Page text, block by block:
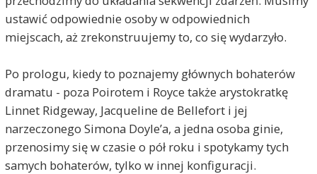
ustawić odpowiednie osoby w odpowiednich
miejscach, aż zrekonstruujemy to, co się wydarzyło.
Po prologu, kiedy to poznajemy głównych bohaterów
dramatu - poza Poirotem i Royce także arystokratkę
Linnet Ridgeway, Jacqueline de Bellefort i jej
narzeczonego Simona Doyle’a, a jedna osoba ginie,
przenosimy się w czasie o pół roku i spotykamy tych
samych bohaterów, tylko w innej konfiguracji.